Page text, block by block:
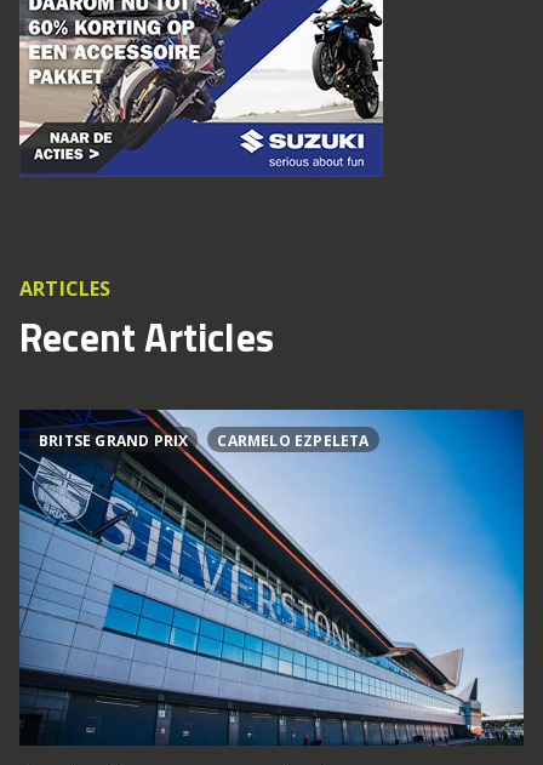
ARTICLES
Recent Articles
BRITSE GRAND PRIX CARMELO EZPELETA